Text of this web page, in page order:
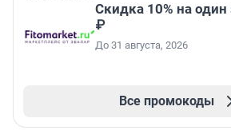
Скидка 10% на один
₽
До 31 августа, 2026
Все промокоды